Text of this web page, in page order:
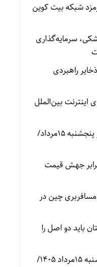
شبکه بیت کوین
سرمایه‌گذاری
راهبردی
اعمال ضریب ۲.۷ برای اینترنت بین‌الملل
قیمت طلا، دلار و سکه امروز پنجشنبه 15مرداد/
جهش قیمت
مسافربری چین در
باید دو اصل را
قیمت طلا و سکه امروز پنجشنبه 15مرداد 1405/